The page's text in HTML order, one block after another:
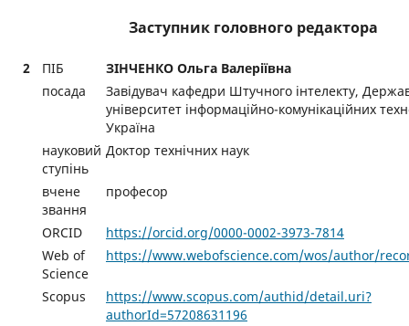
Заступник головного редактора
2 ПІБ
ЗІНЧЕНКО Ольга Валеріївна
посада
Завідувач кафедри Штучного інтелекту,
університет інформаційно-комунікаційних
Україна
науковий
ступінь
Доктор технічних наук
вчене
звання
професор
ORCID
https://orcid.org/0000-0002-3973-7814
Web of
Science
https://www.webofscience.com/wos/author/
Scopus
https://www.scopus.com/authid/detail.uri?
authorId=57208631196